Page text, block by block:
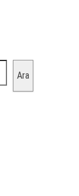
Ara